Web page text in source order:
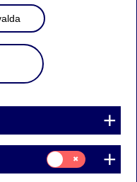
presenterar
9.15
Stockholm
se.
Samtycke
för:
Statistik